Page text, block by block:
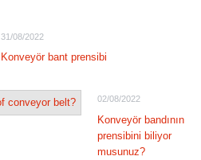
31/08/2022
Konveyör bant prensibi
02/08/2022
Konveyör bandının
prensibini biliyor
musunuz?